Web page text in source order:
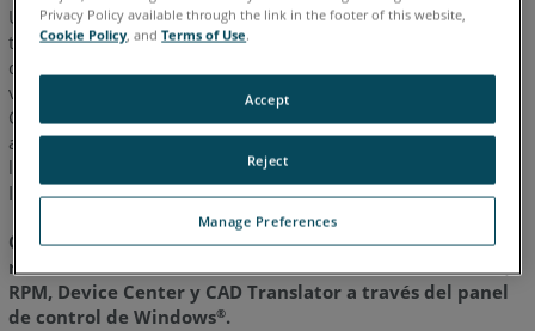
Updates) los usuarios pueden ahora beneficiarse de siempre
tener instalada la versión más reciente, sin la molestia de
descargar e instalar manualmente las nuevas versiones cada
vez que se lanzan. InTouch también contiene todo el software
CAM2/RPM en una sola ubicación a fin de reducir el
amontonamiento de iconos en el escritorio, y permite iniciar
los programas directamente desde la interfaz de usuario de
InTouch.
Cuando se instala InTouch por primera vez, se
recomienda desinstalar toda versión anterior de CAM2,
RPM, Device Center y CAD Translator a través del panel
de control de Windows®.
Privacy Policy available through the link in the footer of this website,
Cookie Policy, andTerms of Use.
Manage Preferences
Reject
Accept